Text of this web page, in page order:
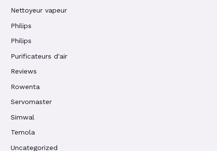
Nettoyeur vapeur
Philips
Philips
Purificateurs d'air
Reviews
Rowenta
Servomaster
Simwal
Temola
Uncategorized